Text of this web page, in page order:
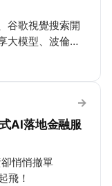
谷歌視覺搜索開
大模型、波倫喊
→
AI落地金融服
悄悄撤單
飛！